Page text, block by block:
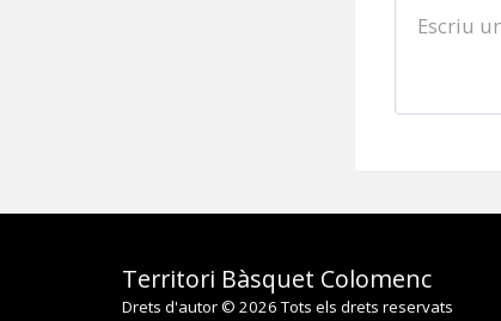
Territori Bàsquet Colomenc
Drets d'autor © 2026 Tots els drets reservats